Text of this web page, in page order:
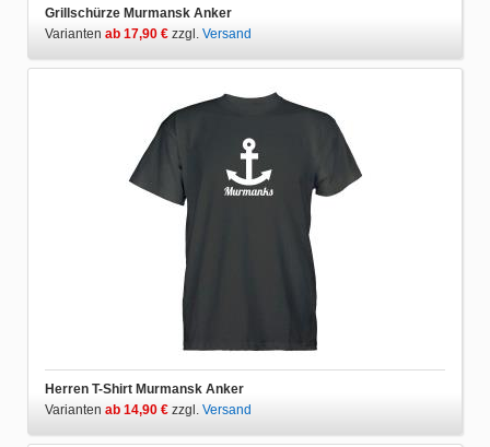
Grillschürze Murmansk Anker
Varianten ab 17,90 € zzgl. Versand
Herren T-Shirt Murmansk Anker
Varianten ab 14,90 € zzgl. Versand